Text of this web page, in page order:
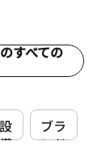
すべての
設
備
ブラ
ンド